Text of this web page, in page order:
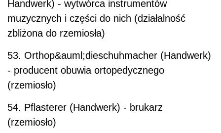
Handwerk) - wytwórca instrumentów
muzycznych i części do nich (działalność
zbliżona do rzemiosła)
53. Orthop&auml;dieschuhmacher (Handwerk)
- producent obuwia ortopedycznego
(rzemiosło)
54. Pflasterer (Handwerk) - brukarz
(rzemiosło)